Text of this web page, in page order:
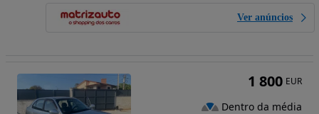
Ver anúncios
1 800 EUR
Dentro da média